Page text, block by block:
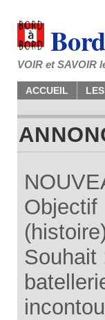
VOIR et SAVOIR
ACCUEIL
Objectif
Souhait